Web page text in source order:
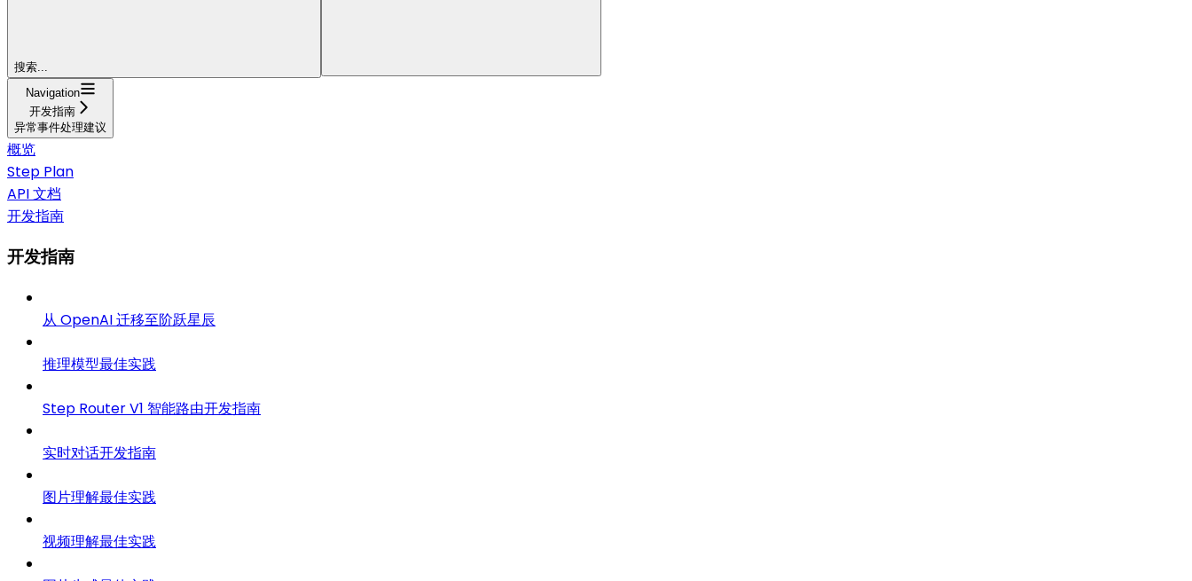
搜索...
Navigation
开发指南
异常事件处理建议
概览
Step Plan
API 文档
开发指南
开发指南
从 OpenAI 迁移至阶跃星辰
推理模型最佳实践
Step Router V1 智能路由开发指南
实时对话开发指南
图片理解最佳实践
视频理解最佳实践